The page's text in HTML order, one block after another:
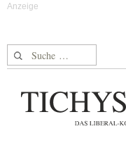
Suche nach: